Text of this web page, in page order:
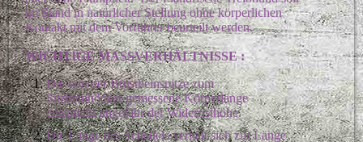
im Stand in natürlicher Stellung ohne körperlichen
Kontakt mit dem Vorführer beurteilt werden.
WICHTIGE MASSVERHÄLTNISSE :
Die von der Brustbeinspitze zum
Sitzbeinhöcker gemessene Körperlänge
entspricht ungefähr der Widerristhöhe.
Die Länge des Schädels verhält sich zur Länge